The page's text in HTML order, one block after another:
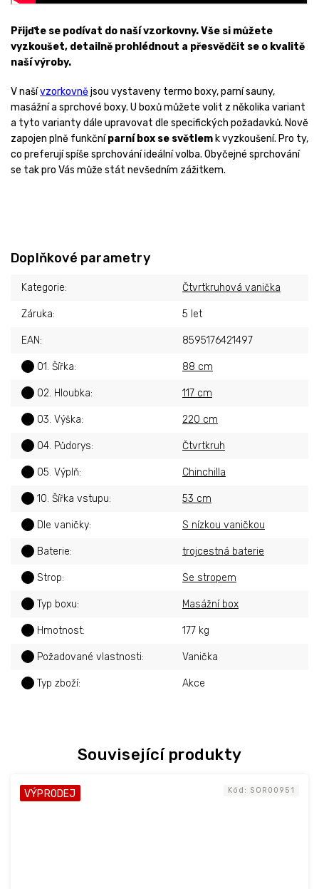
Související produkty
VÝPRODEJ Kód: SOR00951
Přijďte se podívat do naší vzorkovny. Vše si můžete
vyzkoušet, detailně prohlédnout a přesvědčit se o kvalitě
naší výroby.
V našívzorkovnějsou vystaveny termo boxy, parní sauny,
masážní a sprchové boxy. U boxů můžete volit z několika variant
a tyto varianty dále upravovat dle specifických požadavků. Nově
zapojen plně funkčníparní box se světlem k vyzkoušení. Pro ty,
co preferují spíše sprchování ideální volba. Obyčejné sprchování
se tak pro Vás může stát nevšedním zážitkem.
Doplňkové parametry
Kategorie: Čtvrtkruhová vanička
Záruka: 5 let
EAN: 8595176421497
01. Šířka: 88 cm
02. Hloubka: 117 cm
03. Výška: 220 cm
04. Půdorys: Čtvrtkruh
05. Výplň: Chinchilla
10. Šířka vstupu: 53 cm
Dle vaničky: S nízkou vaničkou
Baterie: trojcestná baterie
Strop: Se stropem
Typ boxu: Masážní box
Hmotnost: 177 kg
Požadované vlastnosti: Vanička
Typ zboží: Akce